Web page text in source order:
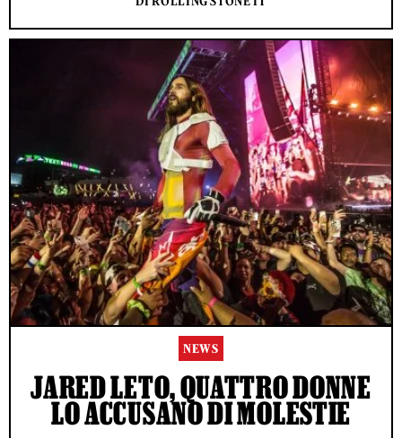
NEWS
JARED LETO, QUATTRO DONNE
LO ACCUSANO DI MOLESTIE